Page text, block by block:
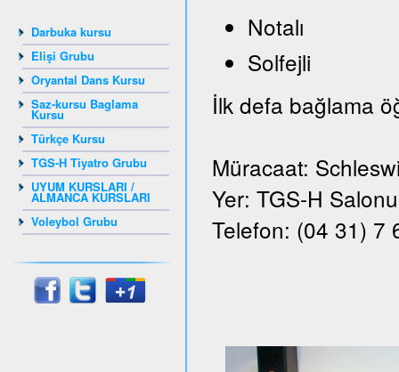
Darbuka kursu
Elişi Grubu
Oryantal Dans Kursu
Saz-kursu Baglama
Kursu
Türkçe Kursu
TGS-H Tiyatro Grubu
UYUM KURSLARI /
ALMANCA KURSLARI
Voleybol Grubu
Notalı
Solfejli
İlk defa bağlama
Müracaat:
Yer: TGS-H
Telefon: (04 31) 7